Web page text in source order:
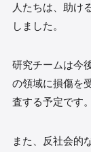
人たちは、助け
しました。
研究チームは今
の領域に損傷を
査する予定です。
また、反社会的